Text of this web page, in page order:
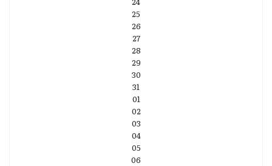
25
26
27
28
29
30
31
01
02
03
04
05
06